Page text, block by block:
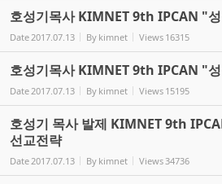
호성기목사 KIMNET 9th IPCAN "
Date2017.07.13 By kimnet Views 16315
호성기목사 KIMNET 9th IPCAN "
Date2017.07.13 By kimnet Views 15195
호성기 목사 발제 KIMNET 9th
선교전략
Date2017.07.13 By kimnet Views34736